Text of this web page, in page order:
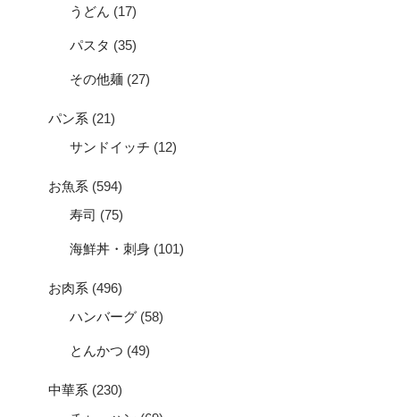
うどん (17)
パスタ (35)
その他麺 (27)
パン系 (21)
サンドイッチ (12)
お魚系 (594)
寿司 (75)
海鮮丼・刺身 (101)
お肉系 (496)
ハンバーグ (58)
とんかつ (49)
中華系 (230)